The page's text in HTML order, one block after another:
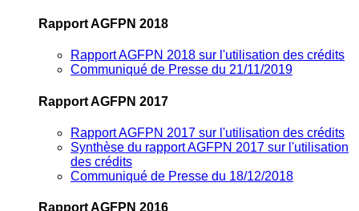
Rapport AGFPN 2018
Rapport AGFPN 2018 sur l'utilisation des crédits
Communiqué de Presse du 21/11/2019
Rapport AGFPN 2017
Rapport AGFPN 2017 sur l'utilisation des crédits
Synthèse du rapport AGFPN 2017 sur l'utilisation
des crédits
Communiqué de Presse du 18/12/2018
Rapport AGFPN 2016